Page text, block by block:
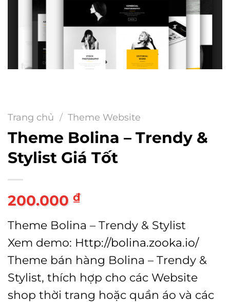
Trang chủ / Theme Website
Theme Bolina – Trendy &
Stylist Giá Tốt
200.000 ₫
Theme Bolina – Trendy & Stylist
Xem demo: Http://bolina.zooka.io/
Theme bán hàng Bolina – Trendy &
Stylist, thích hợp cho các Website
shop thời trang hoặc quần áo và các